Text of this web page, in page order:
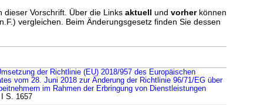
dieser Vorschrift. Über die Links aktuell und vorherkönnen
vergleichen. Beim Änderungsgesetz finden Sie dessen
der Richtlinie (EU) 2018/957 des Europäischen
vom 28. Juni 2018 zur Änderung der Richtlinie 96/71/EG über
im Rahmen der Erbringung von Dienstleistungen
S. 1657